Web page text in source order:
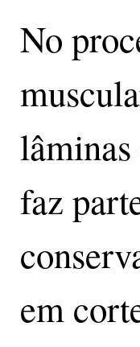
No
lâminas
faz
em